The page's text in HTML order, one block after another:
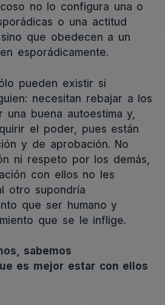
no lo configura una o
o una actitud
que obedecen a un
esporádicamente.
pueden existir si
necesitan rebajar a los
buena autoestima y,
el poder, pues están
y de aprobación. No
ni respeto por los demás,
con ellos no les
otro supondría
que ser humano y
que se le inflige.
sabemos
es mejor estar con ellos